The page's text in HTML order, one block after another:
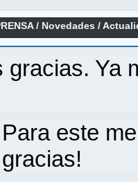
/ Novedades /
gracias. Ya
Para este
gracias!